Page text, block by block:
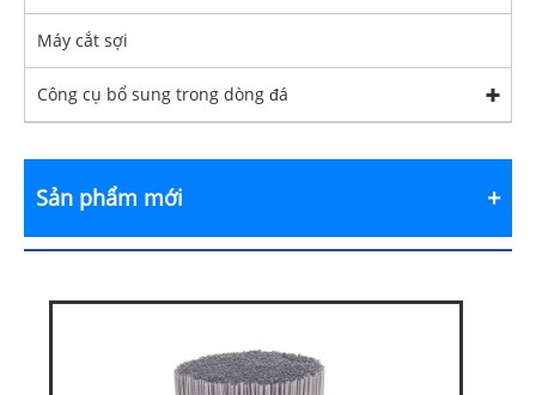
Máy cắt sợi
Công cụ bổ sung trong dòng đá
Sản phẩm mới